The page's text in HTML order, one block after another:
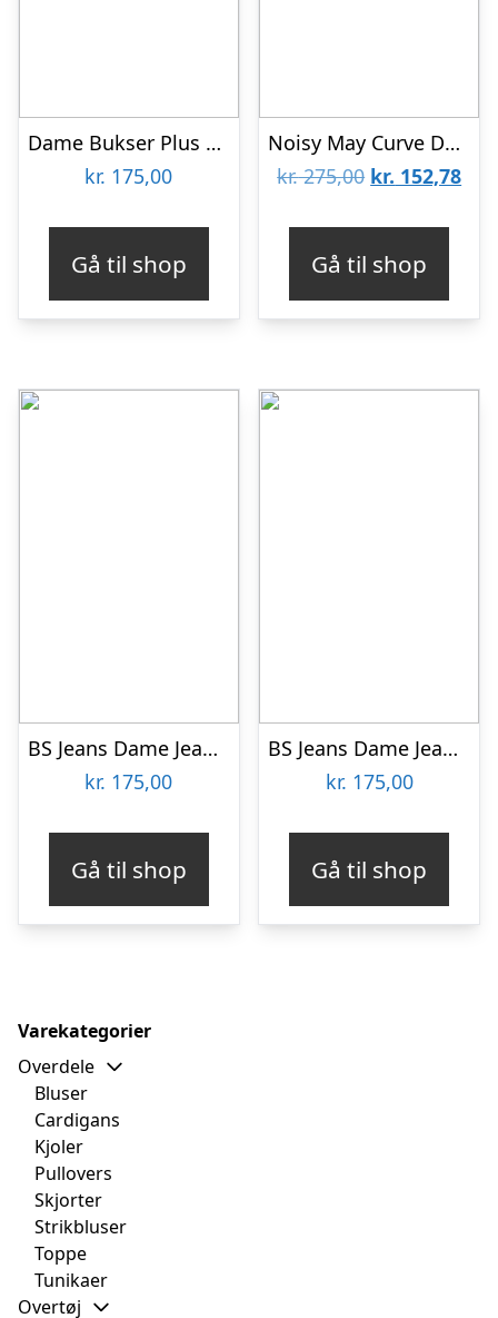
Dame Bukser Plus Size – Orange – 46
kr. 175,00
Gå til shop
Noisy May Curve Dame Jeans Plus Size – Dark Grey Denim – 52/30
kr.275,00 Den
var:
kr. 275,00.
kr. 152,78Den
kr.
Gå til shop
BS Jeans Dame Jeans Plus Size – Navy – 44
kr. 175,00
Gå til shop
BS Jeans Dame Jeans Plus Size – Beige – 50
kr. 175,00
Gå til shop
Varekategorier
Overdele
Bluser
Cardigans
Kjoler
Pullovers
Skjorter
Strikbluser
Toppe
Tunikaer
Overtøj